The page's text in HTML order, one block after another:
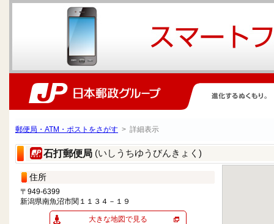
郵便局・ATM・ポストをさがす > 詳細表示
石打郵便局 (いしうちゆうびんきょく)
住所
〒949-6399
新潟県南魚沼市関１１３４－１９
大きな地図で見る